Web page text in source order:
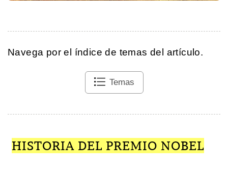
Navega por el índice de temas del artículo.
Temas
HISTORIA DEL PREMIO NOBEL